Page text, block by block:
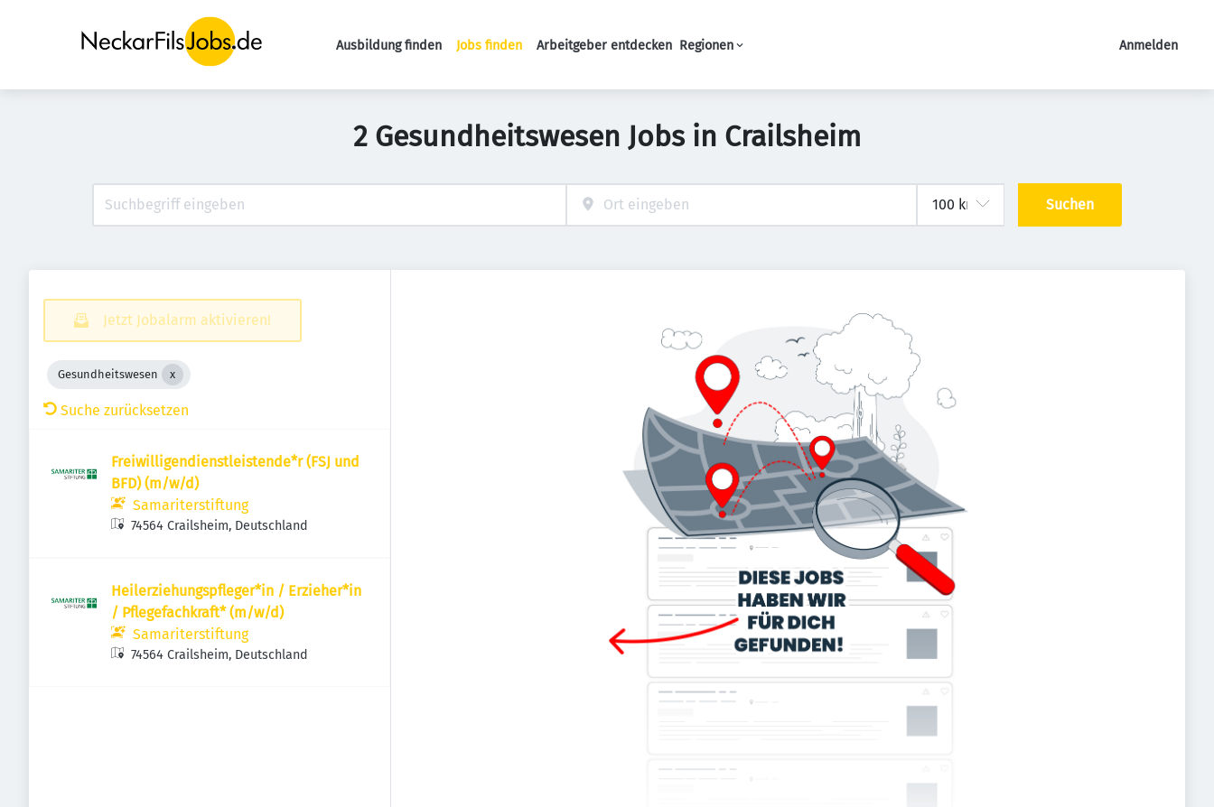
Haupt-Navigation
Ausbildung finden Jobs finden Arbeitgeber entdecken Regionen Anmelden
2 Gesundheitswesen Jobs in Crailsheim
Suchen
Jetzt Jobalarm aktivieren!
Gesundheitswesen
Suche zurücksetzen
Freiwilligendienstleistende*r (FSJ und
BFD) (m/w/d)
Samariterstiftung
74564 Crailsheim, Deutschland
Heilerziehungspfleger*in / Erzieher*in
/ Pflegefachkraft* (m/w/d)
Samariterstiftung
74564 Crailsheim, Deutschland